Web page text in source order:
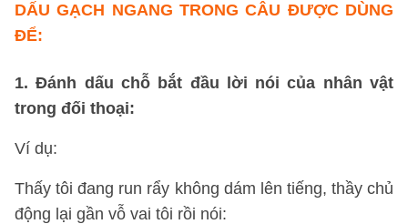
DẤU GẠCH NGANG TRONG CÂU ĐƯỢC DÙNG
ĐỂ:
1. Đánh dấu chỗ bắt đầu lời nói của nhân vật
trong đối thoại:
Ví dụ:
Thấy tôi đang run rẩy không dám lên tiếng, thầy chủ
động lại gần vỗ vai tôi rồi nói: